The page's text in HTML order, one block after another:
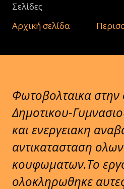
Σελίδες
Αρχική σελίδα
Φωτοβολταικα στην
Δημοτικου-
και ενεργειακη
αντικατασταση
κουφωματων.Το
ολοκληρωθηκε